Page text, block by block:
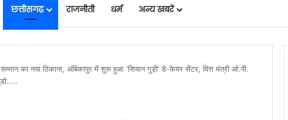
छत्तीसगढ़ राजनीती धर्म अन्य खबरें
का नया ठिकाना, अंबिकापुर में शुरू हुआ ‘सियान गुड़ी’ डे-केयर सेंटर, वित्त मंत्री ओ.पी.